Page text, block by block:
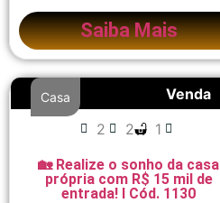
Saiba Mais
Venda
Casa
2 2 1
🏡 Realize o sonho da casa
própria com R$ 15 mil de
entrada! I Cód. 1130